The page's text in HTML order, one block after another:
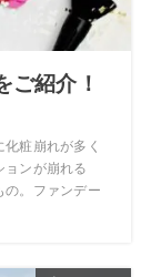
ご紹介！
粧崩れが多く
ョンが崩れる
の。ファンデー